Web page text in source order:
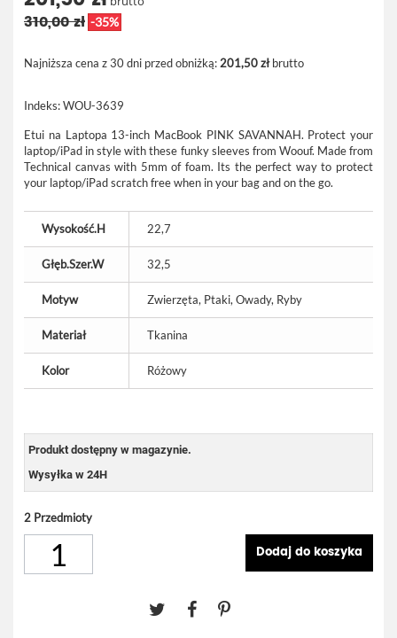
310,00 zł -35%
Najniższa cena z 30 dni przed obniżką: 201,50 złbrutto
Indeks:WOU-3639
Etui na Laptopa 13-inch MacBook PINK SAVANNAH. Protect your
laptop/iPad in style with these funky sleeves from Woouf. Made from
Technical canvas with 5mm of foam. Its the perfect way to protect
your laptop/iPad scratch free when in your bag and on the go.
Wysokość.H 22,7
Głęb.Szer.W 32,5
Motyw Zwierzęta, Ptaki, Owady, Ryby
Materiał Tkanina
Kolor Różowy
Produkt dostępny w magazynie.
Wysyłka w 24H
2 Przedmioty
Dodaj do koszyka